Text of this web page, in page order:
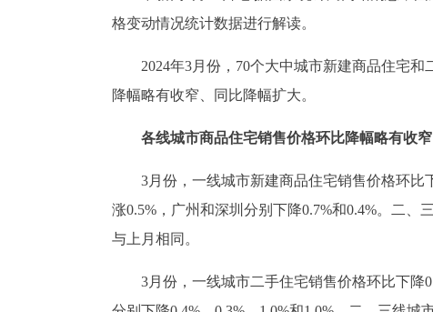
格变动情况统计数据进行解读。
2024年3月份，70个大中城市新建商品住宅
降幅略有收窄、同比降幅扩大。
各线城市商品住宅销售价格环比降幅略有收窄
3月份，一线城市新建商品住宅销售价格环比
涨0.5%，广州和深圳分别下降0.7%和0.4%。二、
与上月相同。
3月份，一线城市二手住宅销售价格环比下降